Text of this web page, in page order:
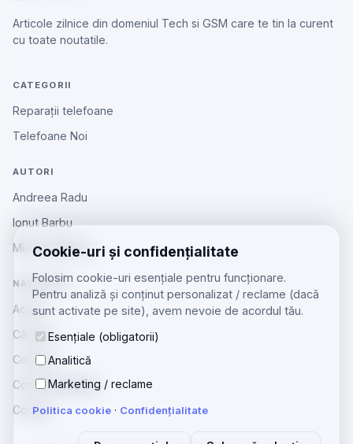
Cookie-uri și confidențialitate
Folosim cookie-uri esențiale pentru funcționare.
Pentru analiză și conținut personalizat / reclame (dacă
sunt activate pe site), avem nevoie de acordul tău.
Esențiale (obligatorii)
Analitică
Marketing / reclame
Politica cookie · Confidențialitate
Articole zilnice din domeniul Tech si GSM care te tin la curent
cu toate noutatile.
CATEGORII
Reparații telefoane
Telefoane Noi
AUTORI
Andreea Radu
Ionut Barbu
Mircea Aiftincăi
NAVIGARE
Acasă
Căutare
Contact
Confidențialitate
Cookie